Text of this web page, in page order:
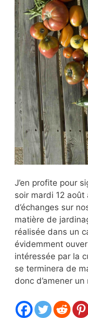
J’en profite pour
soir mardi 12 août
d’échanges sur
matière de
réalisée dans un
évidemment
intéressée par la
se terminera de
donc d’amener